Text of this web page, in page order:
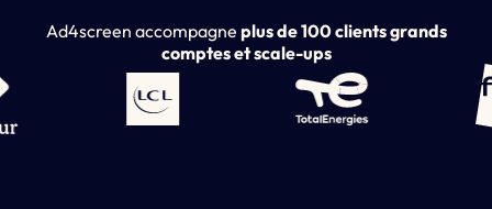
Ad4screen accompagne plus de 100 clients grands
comptes et scale-ups